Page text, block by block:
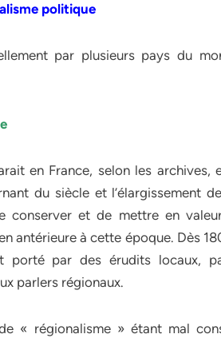
politique
par plusieurs pays du
en France, selon les archives,
du siècle et l’élargissement
conserver et de mettre en
antérieure à cette époque. Dès
porté par des érudits locaux,
parlers régionaux.
« régionalisme » étant mal